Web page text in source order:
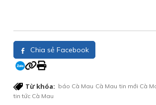
Chia sẻ Facebook
Từ khóa: báo Cà Mau Cà Mau tin mới Cà
tin tức Cà Mau